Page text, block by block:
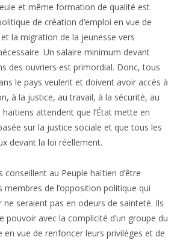
et même formation de qualité est
de création d’emploi en vue de
et la migration de la jeunesse vers
Un salaire minimum devant
des ouvriers est primordial. Donc, tous
le pays veulent et doivent avoir accès à
à la justice, au travail, à la sécurité, au
attendent que l’État mette en
sur la justice sociale et que tous les
devant la loi réellement.
conseillent au Peuple haïtien d’être
membres de l’opposition politique qui
seraient pas en odeurs de sainteté. Ils
pouvoir avec la complicité d’un groupe du
en vue de renfoncer leurs privilèges et de